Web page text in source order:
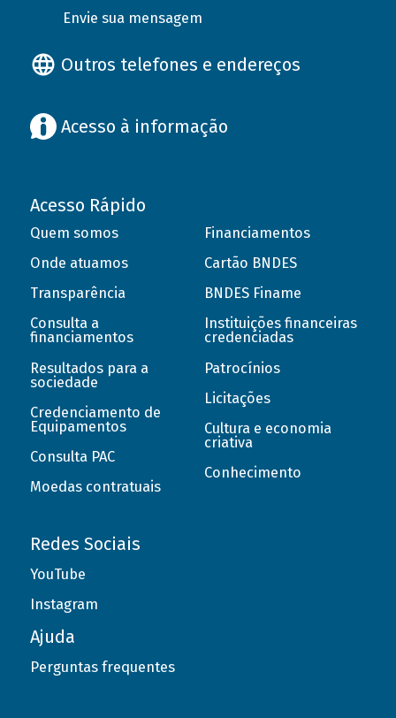
Envie sua mensagem
Outros telefones e endereços
Acesso à informação
Acesso Rápido
Quem somos
Onde atuamos
Transparência
Consulta a
financiamentos
Resultados para a
sociedade
Credenciamento de
Equipamentos
Consulta PAC
Moedas contratuais
Financiamentos
Cartão BNDES
BNDES Finame
Instituições financeiras
credenciadas
Patrocínios
Licitações
Cultura e economia
criativa
Conhecimento
Redes Sociais
YouTube
Instagram
Ajuda
Perguntas frequentes